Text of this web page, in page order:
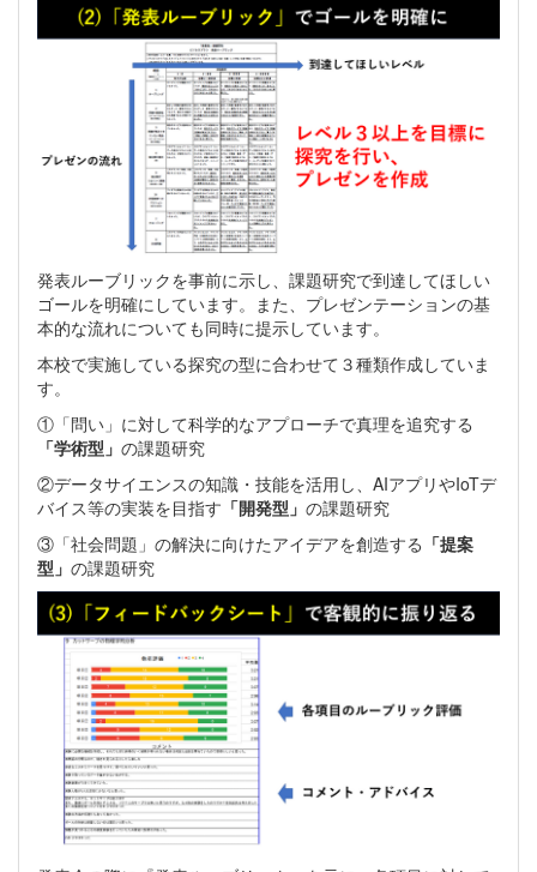
発表ルーブリックを事前に示し、課題研究で到達してほしい
ゴールを明確にしています。また、プレゼンテーションの基
本的な流れについても同時に提示しています。
本校で実施している探究の型に合わせて３種類作成していま
す。
①「問い」に対して科学的なアプローチで真理を追究する
「学術型」 の課題研究
②データサイエンスの知識・技能を活用し、AIアプリやIoTデ
バイス等の実装を目指す 「開発型」 の課題研究
③「社会問題」の解決に向けたアイデアを創造する 「提案
型」 の課題研究